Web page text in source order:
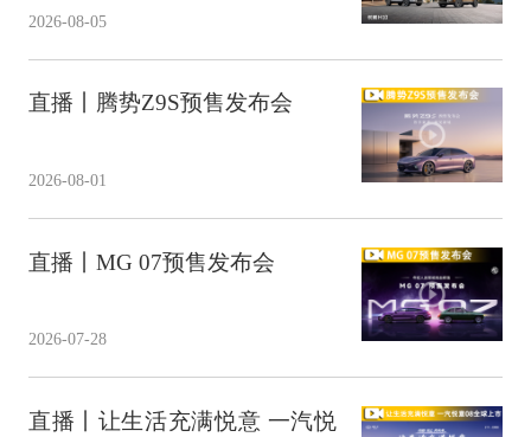
2026-08-05
直播丨腾势Z9S预售发布会
2026-08-01
直播丨MG 07预售发布会
2026-07-28
直播丨让生活充满悦意 一汽悦